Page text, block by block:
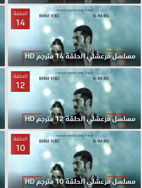
الحلقة
14
مسلسل مرعشلي الحلقة 14 مترجم HD
الحلقة
12
مسلسل مرعشلي الحلقة 12 مترجم HD
الحلقة
10
مسلسل مرعشلي الحلقة 10 مترجم HD